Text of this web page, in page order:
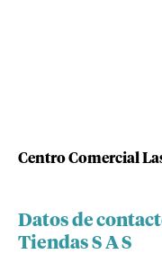
Centro Comercial
Datos de
Tiendas S A S